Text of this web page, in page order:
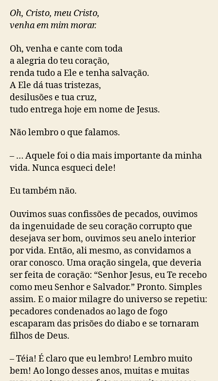
Oh, Cristo, meu Cristo,
venha em mim morar.
Oh, venha e cante com toda
a alegria do teu coração,
renda tudo a Ele e tenha salvação.
A Ele dá tuas tristezas,
desilusões e tua cruz,
tudo entrega hoje em nome de Jesus.
Não lembro o que falamos.
– … Aquele foi o dia mais importante da minha
vida. Nunca esqueci dele!
Eu também não.
Ouvimos suas confissões de pecados, ouvimos
da ingenuidade de seu coração corrupto que
desejava ser bom, ouvimos seu anelo interior
por vida. Então, ali mesmo, as convidamos a
orar conosco. Uma oração singela, que deveria
ser feita de coração: “Senhor Jesus, eu Te recebo
como meu Senhor e Salvador.” Pronto. Simples
assim. E o maior milagre do universo se repetiu:
pecadores condenados ao lago de fogo
escaparam das prisões do diabo e se tornaram
filhos de Deus.
– Téia! É claro que eu lembro! Lembro muito
bem! Ao longo desses anos, muitas e muitas